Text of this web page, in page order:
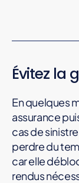
Évitez la
En quelques
assurance
cas de
perdre du
car elle
rendus